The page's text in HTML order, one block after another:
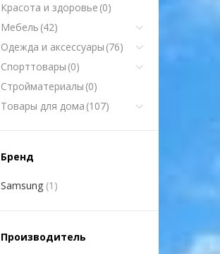
Красота и здоровье (0)
Мебель (42)
Одежда и аксессуары (76)
Спорттовары (0)
Стройматериалы (0)
Товары для дома (107)
Бренд
Samsung (1)
Производитель